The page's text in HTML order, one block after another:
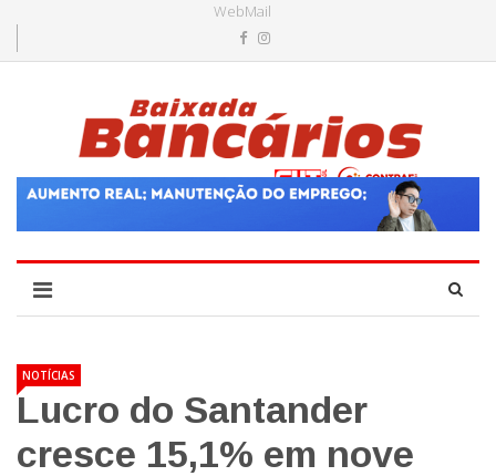
WebMail
NOTÍCIAS
Lucro do Santander
cresce 15,1% em nove